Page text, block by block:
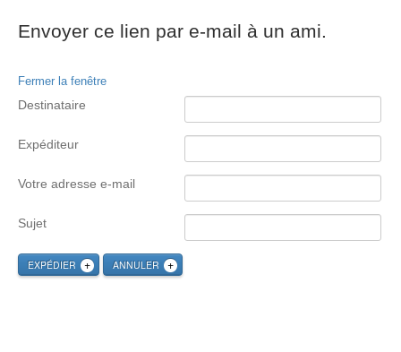
Envoyer ce lien par e-mail à un ami.
Fermer la fenêtre
Destinataire
Expéditeur
Votre adresse e-mail
Sujet
EXPÉDIER ANNULER